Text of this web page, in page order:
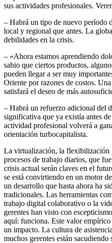
sus actividades profesionales.
– Habrá un tipo de nuevo período
local y regional que antes. La
debilidades en la crisis.
– «Ahora estamos aprendiendo
sabio que ciertos productos,
pueden llegar a ser muy
Oriente por razones de costos.
satisfará el deseo de más
– Habrá un refuerzo adicional del
significativa que ya existía antes
actividad profesional volverá a
orientación turbocapitalista.
La virtualización, la flexibilización
procesos de trabajo diarios, que
crisis actual serán claves en el
se está convirtiendo en un motor
un desarrollo que hasta ahora ha
tradicionales. Las herramientas
trabajo digital colaborativo o la
gerentes han visto con
aquí: funciona. Este valor
un impacto. La cultura de
muchos gerentes están sacudiendo